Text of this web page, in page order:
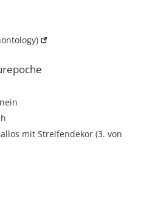
mit Streifendekor (3. von